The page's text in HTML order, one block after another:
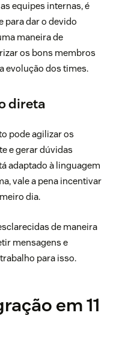
equipes internas, é
para dar o devido
maneira de
os bons membros
evolução dos times.
direta
pode agilizar os
e gerar dúvidas
adaptado à linguagem
vale a pena incentivar
dia.
de maneira
mensagens e
para isso.
em 11